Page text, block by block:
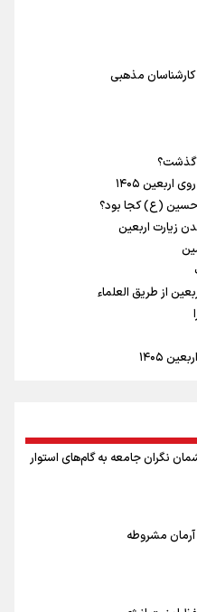
روی مسابقات پاکستان است نه
آمریکا را بازداشت کرد
قدم تلاش می کنم تا به طلای
به ایران برگردیم/ حضور شهاب
پرسپولیس فصل موفقی
ستاره‌های امید به بزرگسالان
کارشناسان مذهبی
گذشت؟
۱۴۰۵
حسین (ع) کجا بود؟
زیارت اربعین
از طریق العلماء
۱۴۰۵
نگران جامعه به گام‌های استوار
آرمان مشروطه